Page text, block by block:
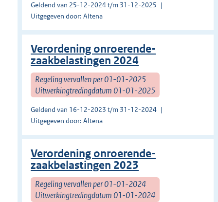
Geldend van 25-12-2024 t/m 31-12-2025
Uitgegeven door: Altena
Verordening onroerende-
zaakbelastingen 2024
Regeling vervallen per 01-01-2025
Uitwerkingtredingdatum 01-01-2025
Geldend van 16-12-2023 t/m 31-12-2024
Uitgegeven door: Altena
Verordening onroerende-
zaakbelastingen 2023
Regeling vervallen per 01-01-2024
Uitwerkingtredingdatum 01-01-2024